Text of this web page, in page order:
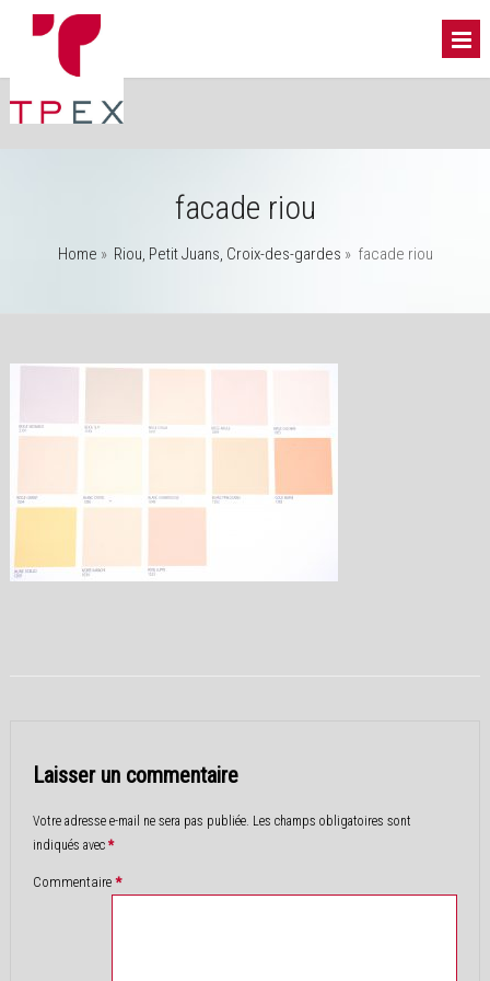
facade riou
Home » Riou, Petit Juans, Croix-des-gardes » facade riou
Laisser un commentaire
Votre adresse e-mail ne sera pas publiée. Les champs obligatoires sont
indiqués avec *
Commentaire *